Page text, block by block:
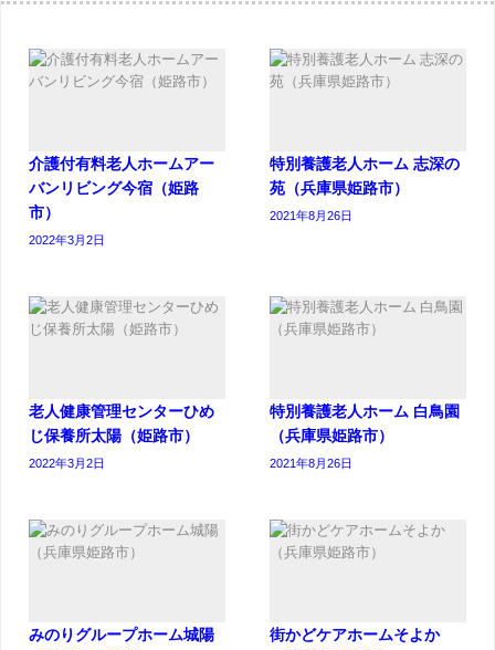
介護付有料老人ホームアー
バンリビング今宿（姫路
市）
2022年3月2日
特別養護老人ホーム 志深の
苑（兵庫県姫路市）
2021年8月26日
老人健康管理センターひめ
じ保養所太陽（姫路市）
2022年3月2日
特別養護老人ホーム 白鳥園
（兵庫県姫路市）
2021年8月26日
みのりグループホーム城陽
街かどケアホームそよか